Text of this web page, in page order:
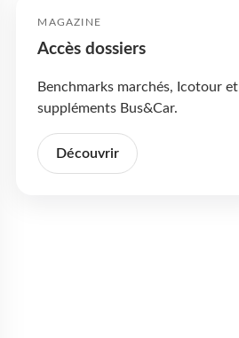
MAGAZINE
Accès dossiers
Benchmarks marchés, Icotour et
suppléments Bus&Car.
Découvrir